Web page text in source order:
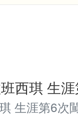
生涯第6次